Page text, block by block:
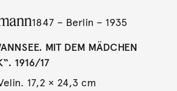
1847 – Berlin – 1935
MIT DEM MÄDCHEN
1916/17
17,2 × 24,3 cm